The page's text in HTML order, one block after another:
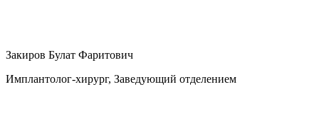
Закиров Булат Фаритович
Имплантолог-хирург, Заведующий отделением